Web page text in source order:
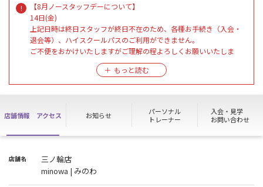
【8月ノースタッフデーについて】
14日(金)
上記日時は終日スタッフが終日不在のため、各種お手続き（入会・
退会等）、ハイスクールパスのご利用ができません。
ご不便をおかけいたしますがご理解の程よろしくお願いいたしま
【1F天井清掃のお知らせ】
マシンを一部ご利用いただけない時間が発生いたします。
ご不便をおかけいたしますがご理解の程よろしくお願いいたしま
店舗情報 アクセス お知らせ
パーソナル
トレーナー
入会・見学
お問い合わせ
店舗名
三ノ輪店
minowa | みのわ